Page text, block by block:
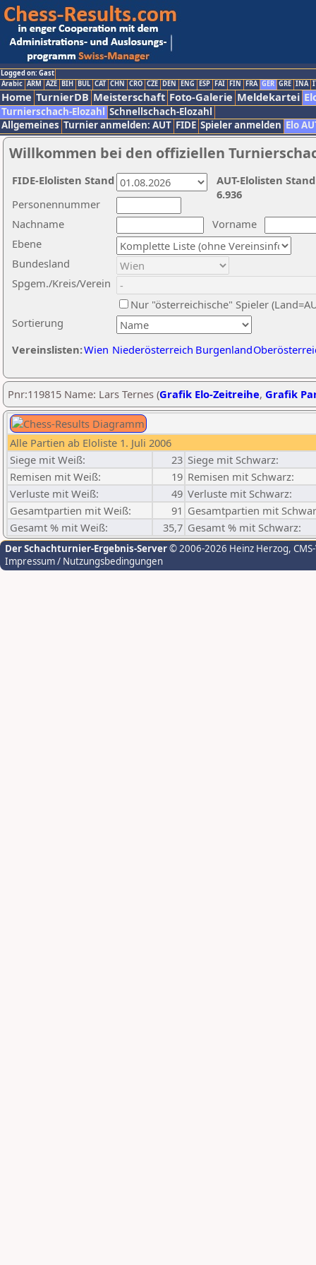
Logged on: Gast
Arabic ARM AZE BIH BUL CAT CHN CRO CZE DEN ENG ESP FAI FIN FRA GER GRE INA
Home TurnierDB Meisterschaft Foto-Galerie Meldekartei
Turnierschach-Elozahl Schnellschach-Elozahl
Allgemeines Turnier anmelden: AUT FIDE Spieler anmelden Elo
Willkommen bei den offiziellen
Nachname
Vorname
Ebene
Sortierung
Personennummer
Bundesland
Spgem./Kreis/Verein
Nur "österreichische" Spieler
Vereinslisten:Wien Niederösterreich Burgenland
AUT-Elolisten
6.936
FIDE-Elolisten Stand
Pnr:119815 Name: Lars Ternes (Grafik Elo-Zeitreihe, Grafik
Alle Partien ab Eloliste 1. Juli 2006
Siege mit Weiß:
23 Siege mit Schwarz:
Remisen mit Weiß:
19 Remisen mit Schwarz:
Verluste mit Weiß:
49 Verluste mit Schwarz:
Gesamtpartien mit Weiß:
91 Gesamtpartien mit
Gesamt % mit Weiß:
35,7 Gesamt % mit Schwarz:
Der Schachturnier-Ergebnis-Server© 2006-2026 Heinz Herzog,
Impressum / Nutzungsbedingungen